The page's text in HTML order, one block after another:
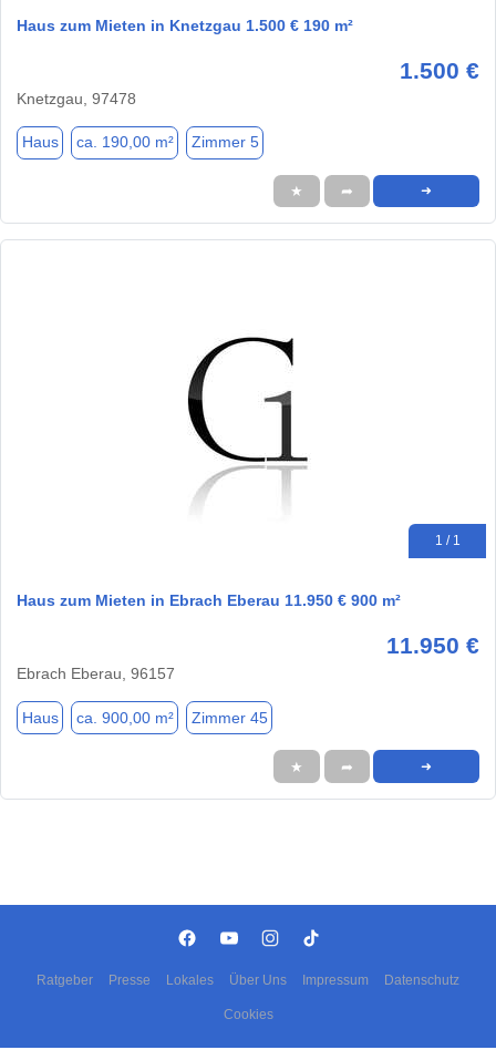
Haus zum Mieten in Knetzgau 1.500 € 190 m²
1.500 €
Knetzgau, 97478
Haus ca. 190,00 m² Zimmer 5
★ ➦ ➜
1 / 1
Haus zum Mieten in Ebrach Eberau 11.950 € 900 m²
11.950 €
Ebrach Eberau, 96157
Haus ca. 900,00 m² Zimmer 45
★ ➦ ➜
Ratgeber Presse Lokales Über Uns Impressum Datenschutz
Cookies